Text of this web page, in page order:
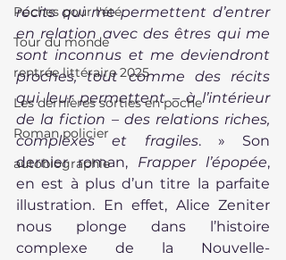
Poches pour l'été
Tour du monde
rentrée littéraire 2025
Les dernières sorties en poche
Roman policier
autobiographie
récits qui me permettent d’entrer
en relation avec des êtres qui me
sont inconnus et me deviendront
proches, tout comme des récits
qui leur permettent – à l’intérieur
de la fiction – des relations riches,
complexes et fragiles. » Son
dernier roman, Frapper l’épopée,
en est à plus d’un titre la parfaite
illustration. En effet, Alice Zeniter
nous plonge dans l’histoire
complexe de la Nouvelle-